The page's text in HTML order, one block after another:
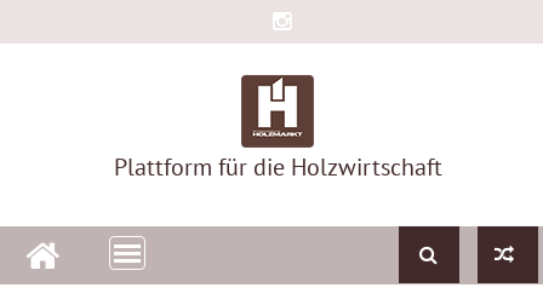
to
Plattform für die Holzwirtschaft